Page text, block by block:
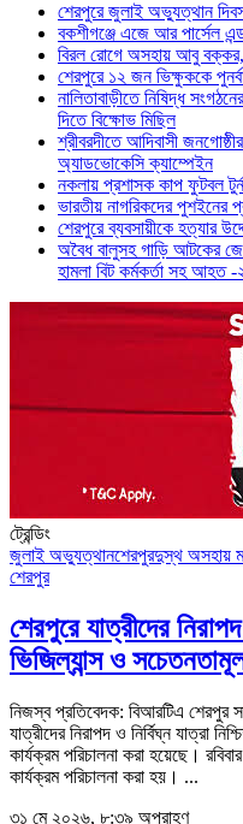
শেরপুরে জুলাই অভ্যুত্থান
বকশীগঞ্জে এজে আর পার্সেল
বিরল রোগে অসহায় আবু বক্কর,
শেরপুরে ১২ জন ভিক্ষুককে
নালিতাবাড়ীতে নিষিদ্ধ
দিতে বিক্ষোভ মিছিল
শ্রীবরদীতে আদিবাসী
অ্যাডভোকেসি ক্যাম্পেইন
নকলায় প্রশাসক কাপ ফুটবল
ভারতীয় নাগরিকদের পুশইনের
শেরপুরে ব্যবসায়ীকে হত্যার
অবৈধ বালুসহ গাড়ি আটকের
হামলা বিট কর্মকর্তা সহ আহত -
ট্রেন্ডিং
জুলাই অভ্যুত্থানশেরপুরদুস্থ অসহায়
শেরপুর
শেরপুরে যাত্রীদের
ভিজিল্যান্স ও
নিজস্ব প্রতিবেদক: বিআরটিএ শেরপুর
যাত্রীদের নিরাপদ ও নির্বিঘ্ন যাত্রা
কার্যক্রম পরিচালনা করা হয়েছে।
কার্যক্রম পরিচালনা করা হয়। ...
৩১ মে ২০২৬, ৮:৩৯ অপরাহ্ণ